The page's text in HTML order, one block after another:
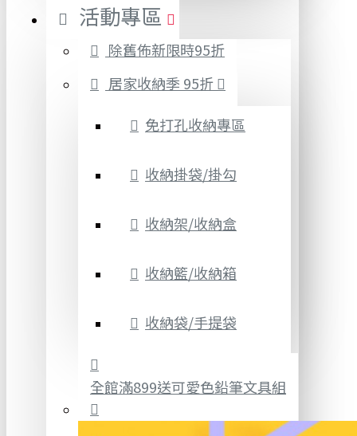
活動專區
除舊佈新限時95折
居家收納季 95折
免打孔收納專區
收納掛袋/掛勾
收納架/收納盒
收納籃/收納箱
收納袋/手提袋
全館滿899送可愛色鉛筆文具組